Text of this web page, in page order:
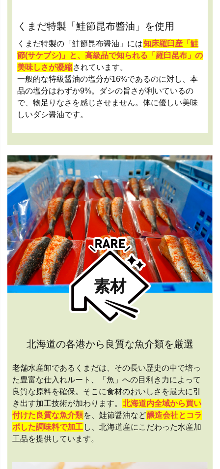
くまだ特製「鮭節昆布醬油」を使用
くまだ特製の「鮭節昆布醤油」には知床羅臼産「鮭
節(サケブシ)」と、高級品で知られる「羅臼昆布」の
美味しさが凝縮されています。
一般的な特級醤油の塩分が16%であるのに対し、本
品の塩分はわずか9%。ダシの旨さが利いているの
で、物足りなさを感じさせません。体に優しい美味
しいダシ醤油です。
素材
北海道の各港から良質な魚介類を厳選
老舗水産卸であるくまだは、その長い歴史の中で培っ
た豊富な仕入れルート、「魚」への目利き力によって
良質な原料を確保。そこに食材のおいしさを最大に引
き出す加工技術が加わります。 北海道内全域から買い
付けた良質な魚介類を、鮭節醤油など醸造会社とコラ
ボした調味料で加工 し、北海道産にこだわった水産加
工品を提供しています。